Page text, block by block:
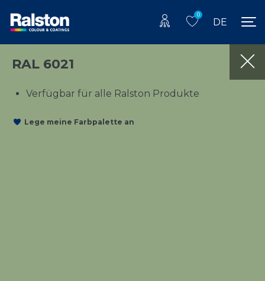
0
DE
RAL 6021
Verfügbar für alle Ralston Produkte
Lege meine Farbpalette an